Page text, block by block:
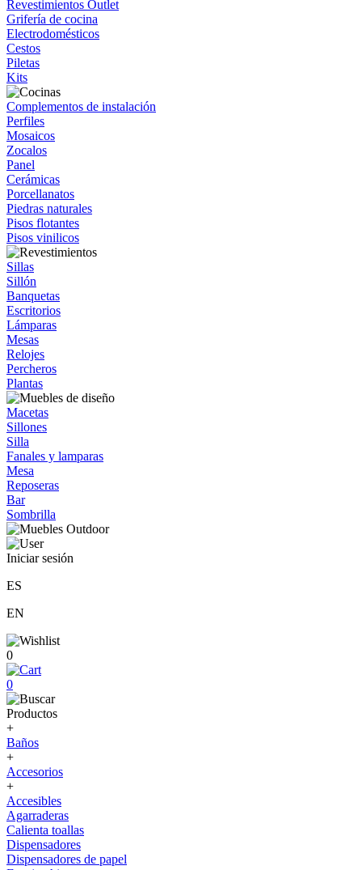
Revestimientos Outlet
Grifería de cocina
Electrodomésticos
Cestos
Piletas
Kits
Complementos de instalación
Perfiles
Mosaicos
Zocalos
Panel
Cerámicas
Porcellanatos
Piedras naturales
Pisos flotantes
Pisos vinilicos
Sillas
Sillón
Banquetas
Escritorios
Lámparas
Mesas
Relojes
Percheros
Plantas
Macetas
Sillones
Silla
Fanales y lamparas
Mesa
Reposeras
Bar
Sombrilla
Iniciar sesión
ES
EN
0
0
Productos
+
Baños
+
Accesorios
+
Accesibles
Agarraderas
Calienta toallas
Dispensadores
Dispensadores de papel